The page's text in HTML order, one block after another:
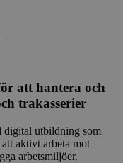
att hantera och
trakasserier
digital utbildning som
aktivt arbeta mot
arbetsmiljöer.